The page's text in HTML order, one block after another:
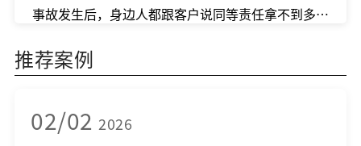
事故发生后，身边人都跟客户说同等责任拿不到多少钱，
推荐案例
02/02 2026